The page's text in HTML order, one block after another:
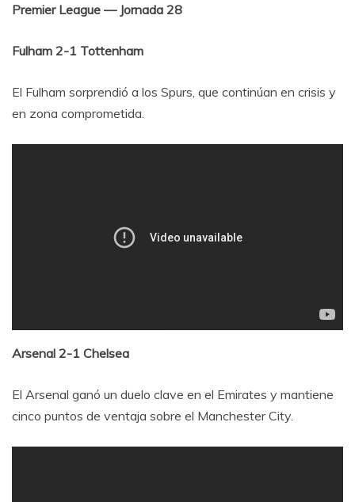
Premier League — Jornada 28
Fulham 2-1 Tottenham
El Fulham sorprendió a los Spurs, que continúan en crisis y
en zona comprometida.
Arsenal 2-1 Chelsea
El Arsenal ganó un duelo clave en el Emirates y mantiene
cinco puntos de ventaja sobre el Manchester City.